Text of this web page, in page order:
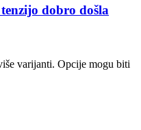
dobro došla
varijanti. Opcije mogu biti